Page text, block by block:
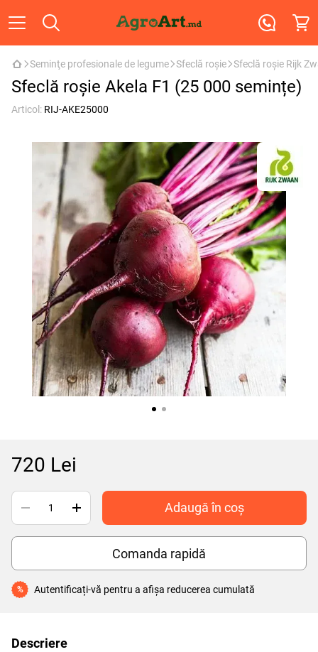
Seminţe profesionale de legume Sfeclă roşie Sfeclă roşie Rijk
Sfeclă roşie Akela F1 (25 000 semințe)
Articol: RIJ-AKE25000
720 Lei
Adaugă în coș
Comanda rapidă
% Autentificați-vă pentru a afișa reducerea cumulată
Descriere